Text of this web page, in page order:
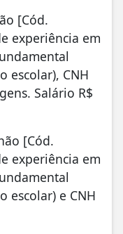
[Cód.
experiência em
escolar), CNH
Salário R$
[Cód.
experiência em
escolar) e CNH